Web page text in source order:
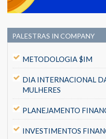
PALESTRAS IN COMPANY
METODOLOGIA $IM
DIA INTERNACIONAL
MULHERES
PLANEJAMENTO
INVESTIMENTOS